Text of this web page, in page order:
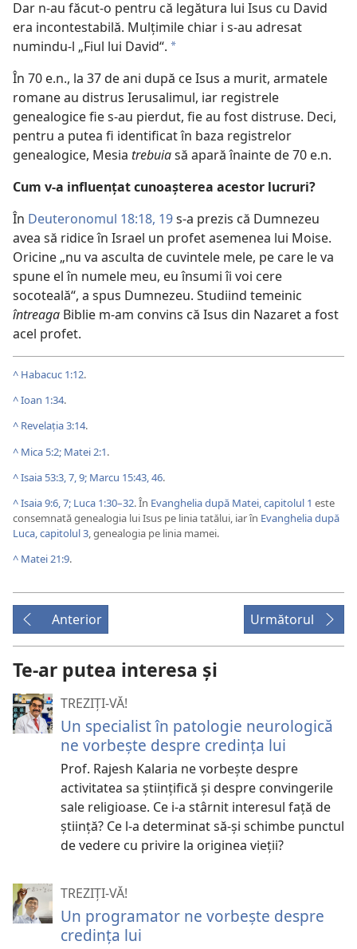
Dar n-au făcut-o pentru că legătura lui Isus cu David
era incontestabilă. Mulţimile chiar i s-au adresat
numindu-l „Fiul lui David“. *
În 70 e.n., la 37 de ani după ce Isus a murit, armatele
romane au distrus Ierusalimul, iar registrele
genealogice fie s-au pierdut, fie au fost distruse. Deci,
pentru a putea fi identificat în baza registrelor
genealogice, Mesia trebuiasă apară înainte de 70 e.n.
Cum v-a influenţat cunoaşterea acestor lucruri?
În Deuteronomul 18:18, 19s-a prezis că Dumnezeu
avea să ridice în Israel un profet asemenea lui Moise.
Oricine „nu va asculta de cuvintele mele, pe care le va
spune el în numele meu, eu însumi îi voi cere
socoteală“, a spus Dumnezeu. Studiind temeinic
întreaga Biblie m-am convins că Isus din Nazaret a fost
acel profet.
^ Habacuc 1:12.
^Ioan 1:34.
^ Revelaţia 3:14.
^ Mica 5:2; Matei 2:1.
^Isaia 53:3,7,9; Marcu 15:43,46.
^Isaia 9:6, 7; Luca 1:30–32. În Evanghelia după Matei, capitolul 1 este
consemnată genealogia lui Isus pe linia tatălui, iar în Evanghelia după
Luca, capitolul 3, genealogia pe linia mamei.
^ Matei 21:9.
Anterior Următorul
Te-ar putea interesa și
TREZIȚI-VĂ!
Un specialist în patologie neurologică
ne vorbește despre credința lui
Prof. Rajesh Kalaria ne vorbește despre
activitatea sa științifică și despre convingerile
sale religioase. Ce i-a stârnit interesul față de
știință? Ce l-a determinat să-și schimbe punctul
de vedere cu privire la originea vieții?
TREZIȚI-VĂ!
Un programator ne vorbește despre
credința lui